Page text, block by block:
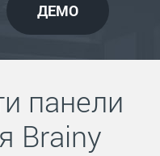
ДЕМО
панели
Brainy